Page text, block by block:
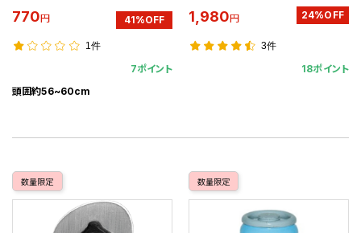
770円 41%OFF
1件
7ポイント
頭囲約56~60cm
1,980円 24%OFF
3件
18ポイント
数量限定 数量限定